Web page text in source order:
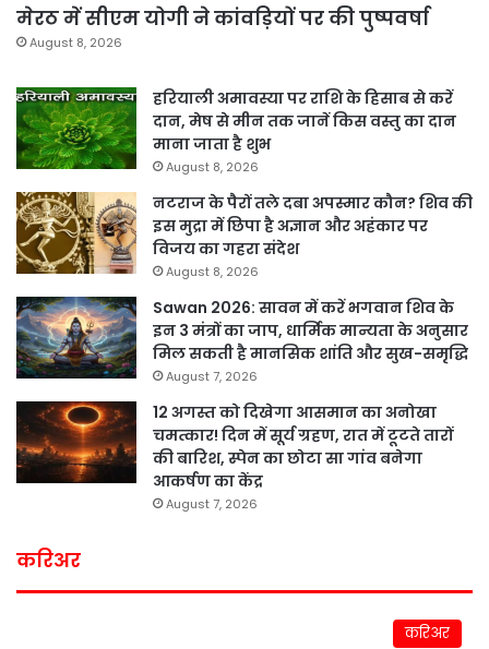
मेरठ में सीएम योगी ने कांवड़ियों पर की पुष्पवर्षा
August 8, 2026
हरियाली अमावस्या पर राशि के हिसाब से करें
दान, मेष से मीन तक जानें किस वस्तु का दान
माना जाता है शुभ
August 8, 2026
नटराज के पैरों तले दबा अपस्मार कौन? शिव की
इस मुद्रा में छिपा है अज्ञान और अहंकार पर
विजय का गहरा संदेश
August 8, 2026
Sawan 2026: सावन में करें भगवान शिव के
इन 3 मंत्रों का जाप, धार्मिक मान्यता के अनुसार
मिल सकती है मानसिक शांति और सुख-समृद्धि
August 7, 2026
12 अगस्त को दिखेगा आसमान का अनोखा
चमत्कार! दिन में सूर्य ग्रहण, रात में टूटते तारों
की बारिश, स्पेन का छोटा सा गांव बनेगा
आकर्षण का केंद्र
August 7, 2026
करिअर
करिअर